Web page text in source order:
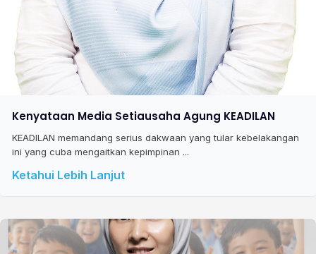
Kenyataan Media Setiausaha Agung KEADILAN
KEADILAN memandang serius dakwaan yang tular kebelakangan
ini yang cuba mengaitkan kepimpinan ...
Ketahui Lebih Lanjut